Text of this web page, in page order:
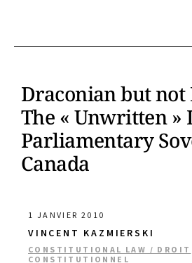
Draconian but not
The « Unwritten »
Parliamentary
Canada
1 JANVIER 2010
VINCENT KAZMIERSKI
CONSTITUTIONAL LAW / DROIT
CONSTITUTIONNEL